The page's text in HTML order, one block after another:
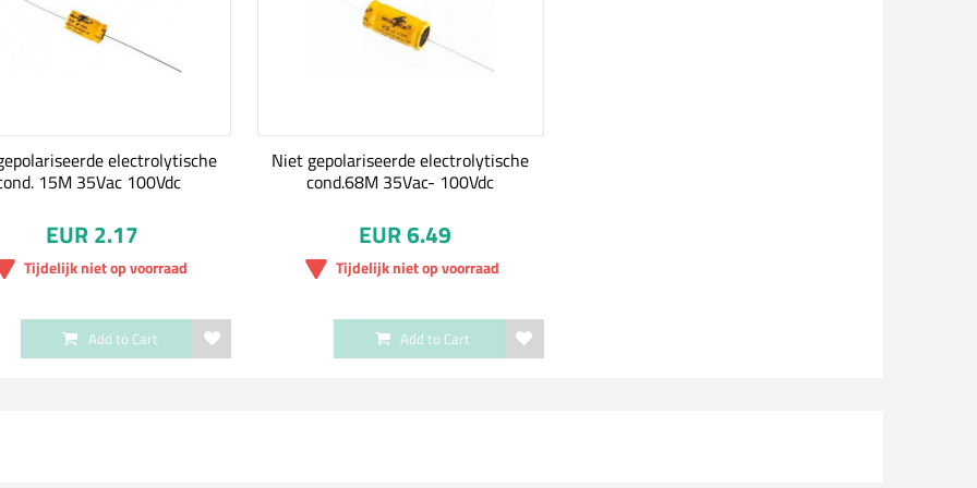
electrolytische
15M 35Vac 100Vdc
EUR 2.17
Tijdelijk niet op voorraad
Add to Cart
Niet gepolariseerde electrolytische
cond.68M 35Vac- 100Vdc
EUR 6.49
Tijdelijk niet op voorraad
Add to Cart